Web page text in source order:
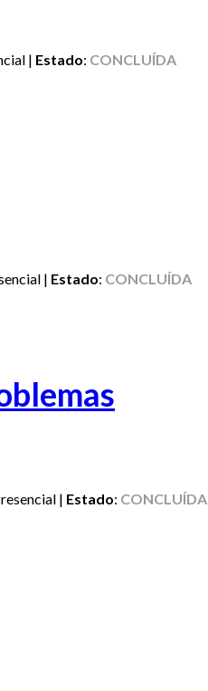
| Estado: CONCLUÍDA
| Estado: CONCLUÍDA
| Estado: CONCLUÍDA